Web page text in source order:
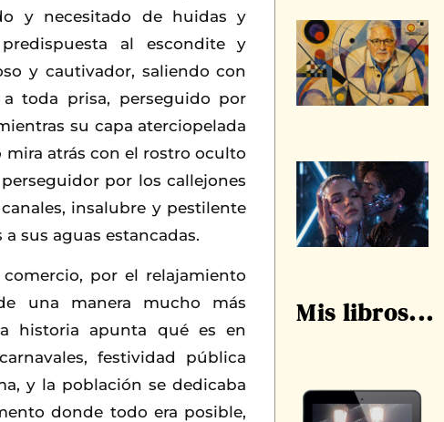
y necesitado de huidas y
al escondite y
y cautivador, saliendo con
toda prisa, perseguido por
su capa aterciopelada
atrás con el rostro oculto
por los callejones
insalubre y pestilente
sus aguas estancadas.
por el relajamiento
una manera mucho más
historia apunta qué es en
festividad pública
y la población se dedicaba
donde todo era posible,
Mis libros...